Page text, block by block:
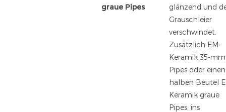
graue Pipes
glänzend und
Grauschleier
verschwindet.
Zusätzlich EM-
Keramik 35-
Pipes oder einen
halben Beutel
Keramik graue
Pipes, ins